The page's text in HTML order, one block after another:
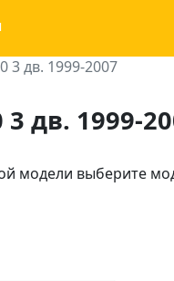
3 дв. 1999-2007
3 дв. 1999-
модели выберите